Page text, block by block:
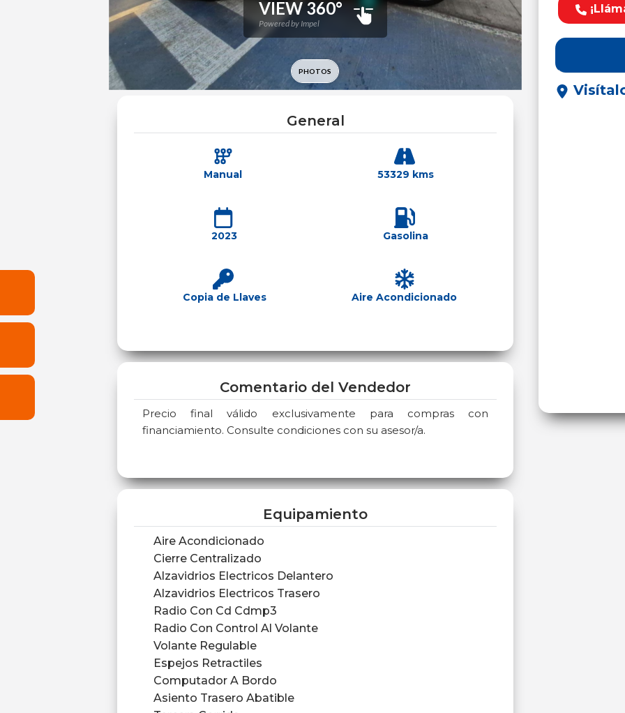
General
Manual 53329 kms
2023 Gasolina
Copia de Llaves Aire Acondicionado
Comentario del Vendedor
Precio final válido exclusivamente para compras con
financiamiento. Consulte condiciones con su asesor/a.
Equipamiento
Aire Acondicionado
Cierre Centralizado
Alzavidrios Electricos Delantero
Alzavidrios Electricos Trasero
Radio Con Cd Cdmp3
Radio Con Control Al Volante
Volante Regulable
Espejos Retractiles
Computador A Bordo
Asiento Trasero Abatible